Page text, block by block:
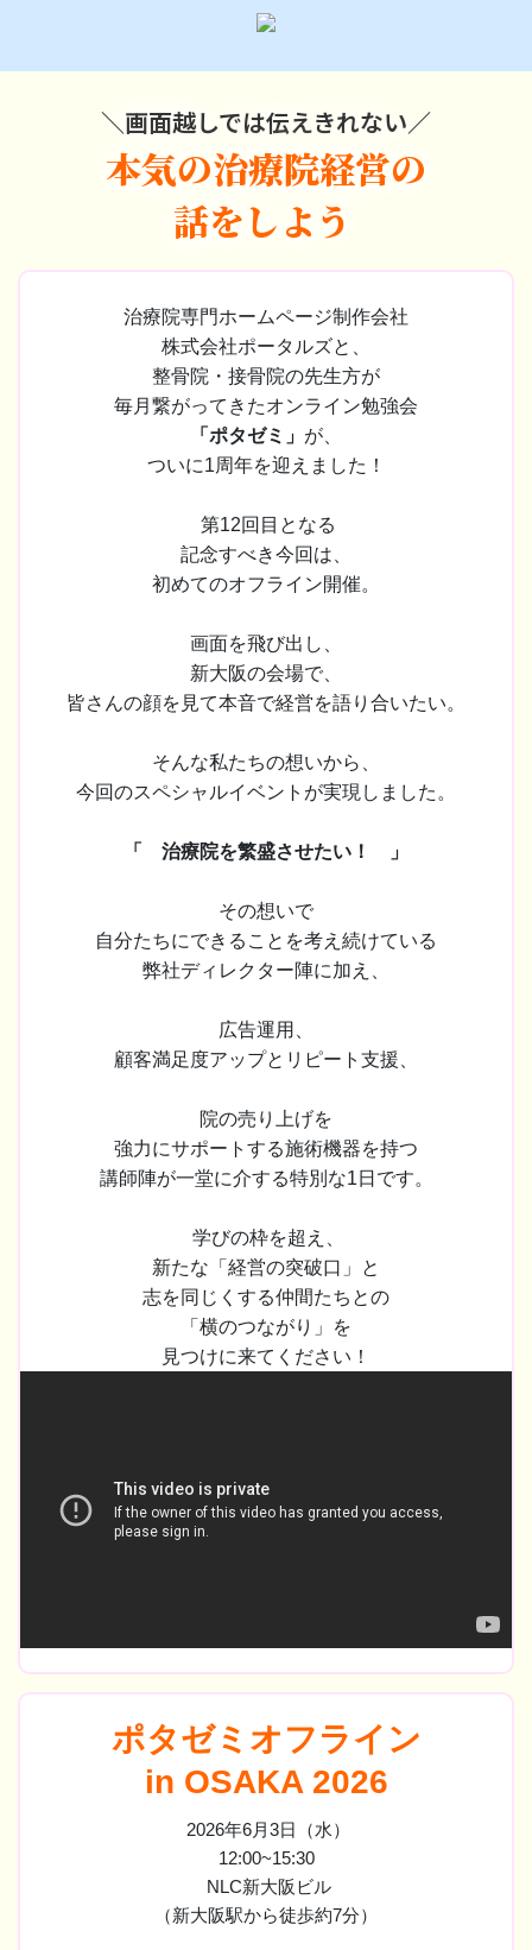
＼画面越しでは伝えきれない／
本気の治療院経営の
話をしよう
治療院専門ホームページ制作会社
株式会社ポータルズと、
整骨院・接骨院の先生方が
毎月繋がってきたオンライン勉強会
「ポタゼミ」 が、
ついに1周年を迎えました！
第12回目となる
記念すべき今回は、
初めてのオフライン開催。
画面を飛び出し、
新大阪の会場で、
皆さんの顔を見て本音で経営を語り合いたい。
そんな私たちの想いから、
今回のスペシャルイベントが実現しました。
「 治療院を繁盛させたい！ 」
その想いで
自分たちにできることを考え続けている
弊社ディレクター陣に加え、
広告運用、
顧客満足度アップとリピート支援、
院の売り上げを
強力にサポートする施術機器を持つ
講師陣が一堂に介する特別な1日です。
学びの枠を超え、
新たな「経営の突破口」と
志を同じくする仲間たちとの
「横のつながり」を
見つけに来てください！
ポタゼミオフライン
in OSAKA 2026
2026年6月3日（水）
12:00~15:30
NLC新大阪ビル
（新大阪駅から徒歩約7分）